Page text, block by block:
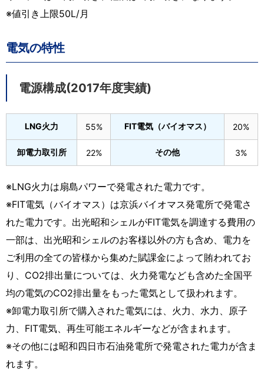
※値引き上限50L/月
電気の特性
電源構成(2017年度実績)
LNG火力 55% FIT電気（バイオマス） 20%
卸電力取引所 22% その他 3%
※LNG火力は扇島パワーで発電された電力です。
※FIT電気（バイオマス）は京浜バイオマス発電所で発電さ
れた電力です。出光昭和シェルがFIT電気を調達する費用の
一部は、出光昭和シェルのお客様以外の方も含め、電力を
ご利用の全ての皆様から集めた賦課金によって賄われてお
り、CO2排出量については、火力発電なども含めた全国平
均の電気のCO2排出量をもった電気として扱われます。
※卸電力取引所で購入された電気には、火力、水力、原子
力、FIT電気、再生可能エネルギーなどが含まれます。
※その他には昭和四日市石油発電所で発電された電力が含ま
れます。